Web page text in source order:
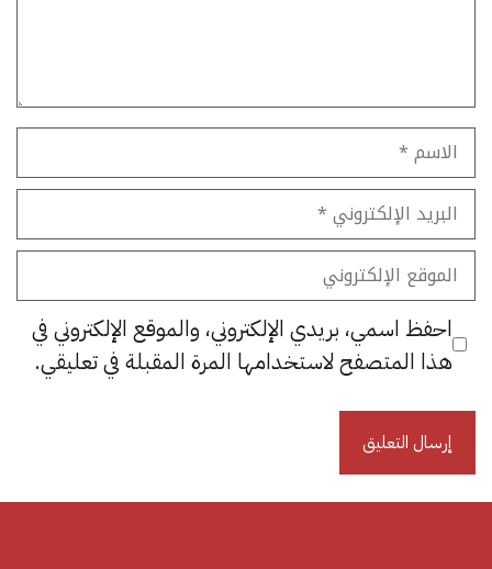
الاسم
البريد
الإلكتروني
الموقع
الإلكتروني
احفظ اسمي، بريدي الإلكتروني، والموقع الإلكتروني في
هذا المتصفح لاستخدامها المرة المقبلة في تعليقي.